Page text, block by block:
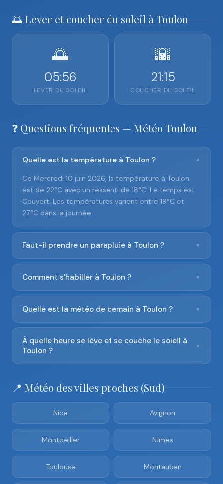
🌅 Lever et coucher du soleil à Toulon
🌅
05:56
LEVER DU SOLEIL
🌇
21:15
COUCHER DU SOLEIL
❓ Questions fréquentes — Météo Toulon
Quelle est la température à Toulon ? ▼
Ce Mercredi 10 juin 2026, la température à Toulon
est de 22°C avec un ressenti de 18°C. Le temps est
Couvert. Les températures varient entre 19°C et
27°C dans la journée.
Faut-il prendre un parapluie à Toulon ? ▼
Comment s'habiller à Toulon ? ▼
Quelle est la météo de demain à Toulon ? ▼
À quelle heure se lève et se couche le soleil à
Toulon ?
▼
📍 Météo des villes proches (Sud)
Nice Avignon
Montpellier Nîmes
Toulouse Montauban